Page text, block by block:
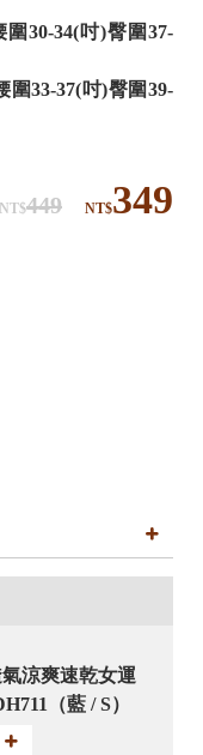
30-34(吋)臀圍37-
圍33-37(吋)臀圍39-
NT$449 NT$349
涼爽速乾女運
（藍 / S）